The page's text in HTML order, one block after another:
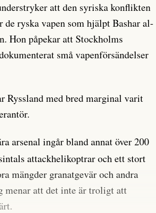
att den syriska konflikten
ryska vapen som hjälpt Bashar al-
Hon påpekar att Stockholms
små vapenförsändelser
Ryssland med bred marginal varit
arsenal ingår bland annat över 200
attackhelikoptrar och ett stort
mängder granatgevär och andra
menar att det inte är troligt att